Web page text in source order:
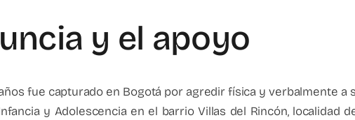
y el apoyo
fue capturado en Bogotá por agredir física y verbalmente a
y Adolescencia en el barrio Villas del Rincón, localidad